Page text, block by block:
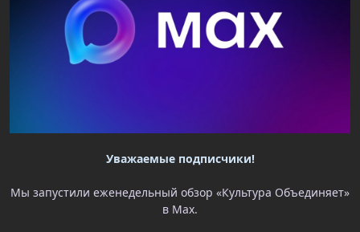
Уважаемые подписчики!
Мы запустили еженедельный обзор «Культура Объединяет»
в Max.